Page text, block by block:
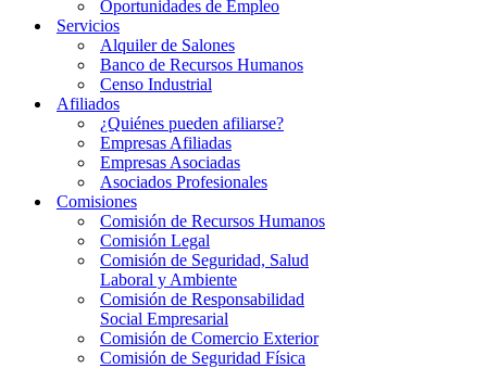
Oportunidades de Empleo
Servicios
Alquiler de Salones
Banco de Recursos Humanos
Censo Industrial
Afiliados
¿Quiénes pueden afiliarse?
Empresas Afiliadas
Empresas Asociadas
Asociados Profesionales
Comisiones
Comisión de Recursos Humanos
Comisión Legal
Comisión de Seguridad, Salud
Laboral y Ambiente
Comisión de Responsabilidad
Social Empresarial
Comisión de Comercio Exterior
Comisión de Seguridad Física